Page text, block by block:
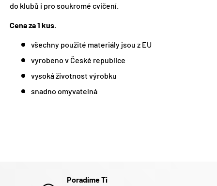
do klubů i pro soukromé cvičení.
Cena za 1 kus.
všechny použité materiály jsou z EU
vyrobeno v České republice
vysoká životnost výrobku
snadno omyvatelná
Poradíme Ti